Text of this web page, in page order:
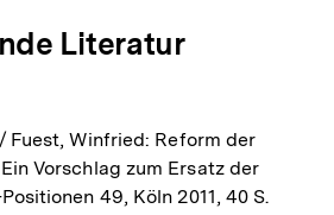
Literatur
Fuest, Winfried: Reform der
Vorschlag zum Ersatz der
49, Köln 2011, 40 S.